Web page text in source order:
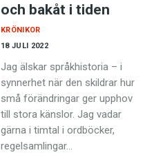
och bakåt i tiden
18 JULI 2022
KRÖNIKOR
Jag älskar språkhistoria – i
synnerhet när den skildrar hur
små förändringar ger upphov
till stora känslor. Jag vadar
gärna i timtal i ordböcker,
regelsamlingar…